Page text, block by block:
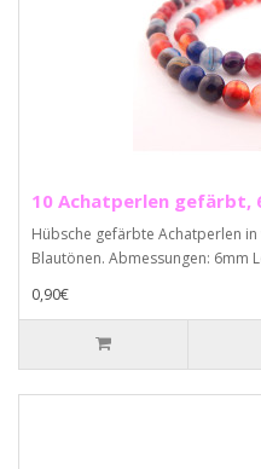
10 Achatperlen gefärbt,
Hübsche gefärbte Achatperlen
Blautönen. Abmessungen: 6mm
0,90€